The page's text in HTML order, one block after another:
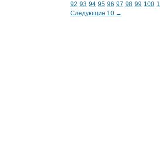
92 93 94 95 96 97 98 99 100
Следующие 10 →